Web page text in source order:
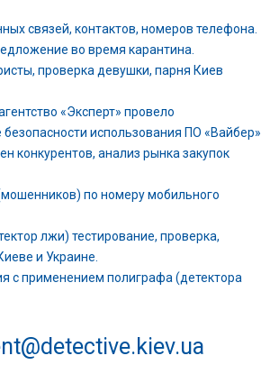
связей, контактов, номеров телефона.
во время карантина.
проверка девушки, парня Киев
«Эксперт» провело
использования ПО «Вайбер»
конкурентов, анализ рынка закупок
по номеру мобильного
лжи) тестирование, проверка,
и Украине.
с применением полиграфа (детектора